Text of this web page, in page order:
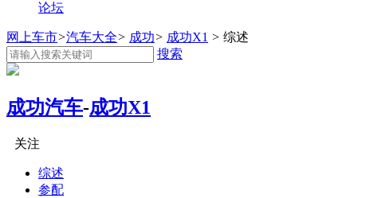
论坛
网上车市>汽车大全> 成功> 成功X1 > 综述
搜索
成功汽车-成功X1
关注
综述
参配